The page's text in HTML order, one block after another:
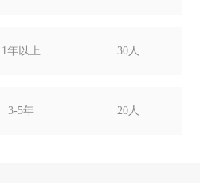
1年以上 30人
3-5年 20人